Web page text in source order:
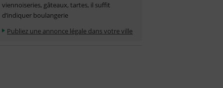
viennoiseries, gâteaux, tartes, il suffit
d’indiquer boulangerie
Publiez une annonce légale dans votre ville